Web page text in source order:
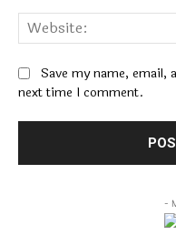
Save my name,
next time I comment.
-